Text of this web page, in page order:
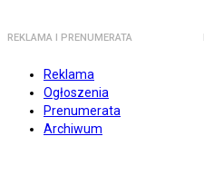
REKLAMA I PRENUMERATA
Reklama
Ogłoszenia
Prenumerata
Archiwum